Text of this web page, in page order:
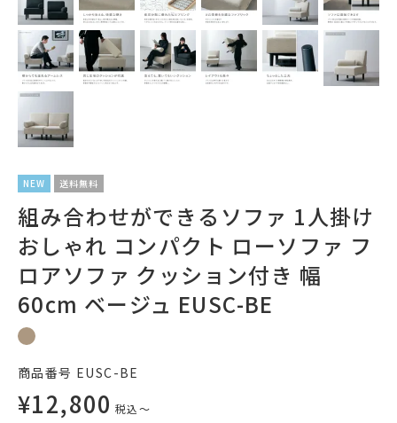
NEW 送料無料
組み合わせができるソファ 1人掛け
おしゃれ コンパクト ローソファ フ
ロアソファ クッション付き 幅
60cm ベージュ EUSC-BE
商品番号 EUSC-BE
¥12,800 税込〜